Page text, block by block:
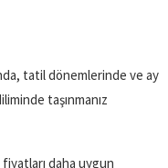
tatil dönemlerinde ve ay
taşınmanız
daha uygun